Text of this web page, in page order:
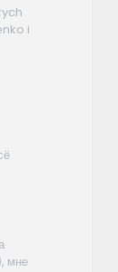
i
мне